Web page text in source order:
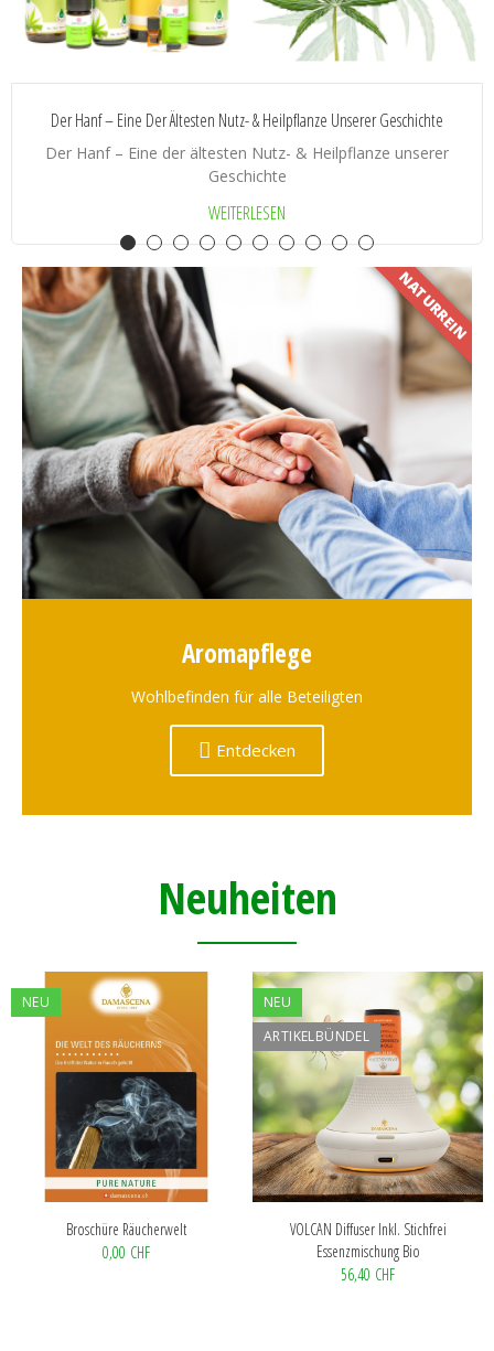
Der Hanf – Eine Der Ältesten Nutz- & Heilpflanze Unserer Geschichte
Der Hanf – Eine der ältesten Nutz- & Heilpflanze unserer
Geschichte
WEITERLESEN
Aromapflege
Wohlbefinden für alle Beteiligten
Entdecken
NATURREIN
Neuheiten
NEU
Broschüre Räucherwelt
0,00 CHF
NEU
ARTIKELBÜNDEL
VOLCAN Diffuser Inkl. Stichfrei
Essenzmischung Bio
56,40 CHF